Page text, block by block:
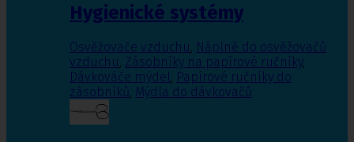
Hygienické systémy
Osvěžovače vzduchu, Náplně do osvěžovačů
vzduchu, Zásobníky na papírové ručníky,
Dávkováče mýdel, Papírové ručníky do
zásobníků, Mýdla do dávkovačů